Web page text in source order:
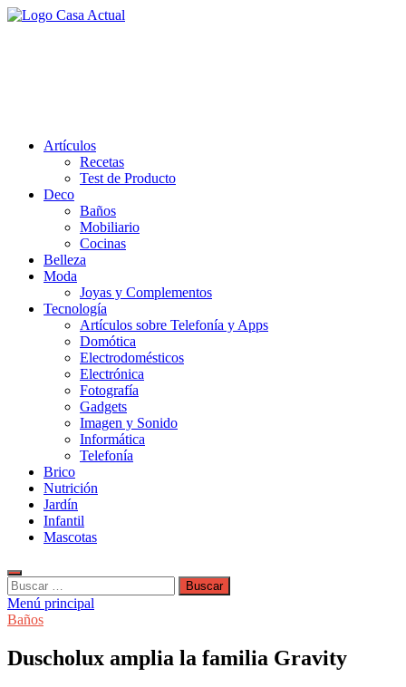
Saltar
Artículos
Recetas
Test de Producto
Deco
Baños
Mobiliario
Cocinas
Belleza
Moda
Joyas y Complementos
Tecnología
Artículos sobre Telefonía y Apps
Domótica
Electrodomésticos
Electrónica
Fotografía
Gadgets
Imagen y Sonido
Informática
Telefonía
Brico
Nutrición
Jardín
Infantil
Mascotas
Buscar:
Menú principal
Baños
Duscholux amplia la familia Gravity